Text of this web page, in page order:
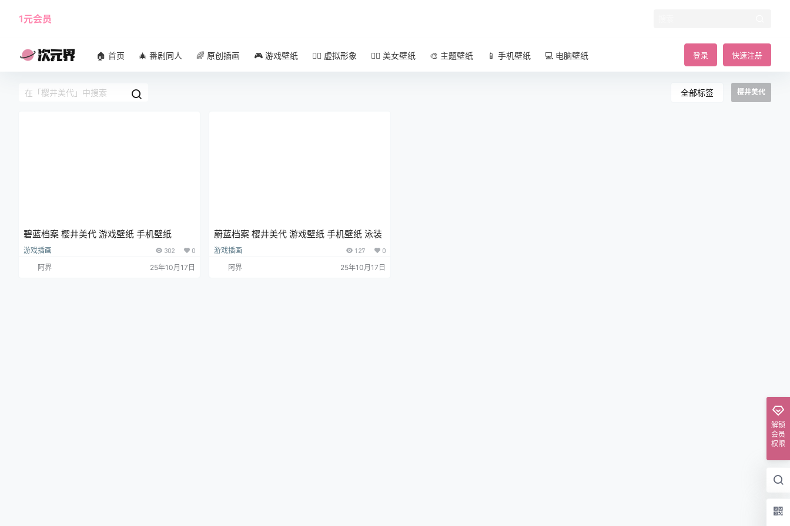
1元会员
登录 快速注册
🏠 首页 🎄 番剧同人 🌈 原创插画 🎮 游戏壁纸 🧚‍♀️ 虚拟形象 🧜‍♀️ 美女壁纸 🎨 主题壁纸 📱 手机壁纸 💻 电脑壁纸
全部标签 樱井美代
碧蓝档案 樱井美代 游戏壁纸 手机壁纸
游戏插画 302
0
阿界
25年10月17日
蔚蓝档案 樱井美代 游戏壁纸 手机壁纸 泳装
游戏插画 127
0
阿界
25年10月17日
解锁
会员
权限